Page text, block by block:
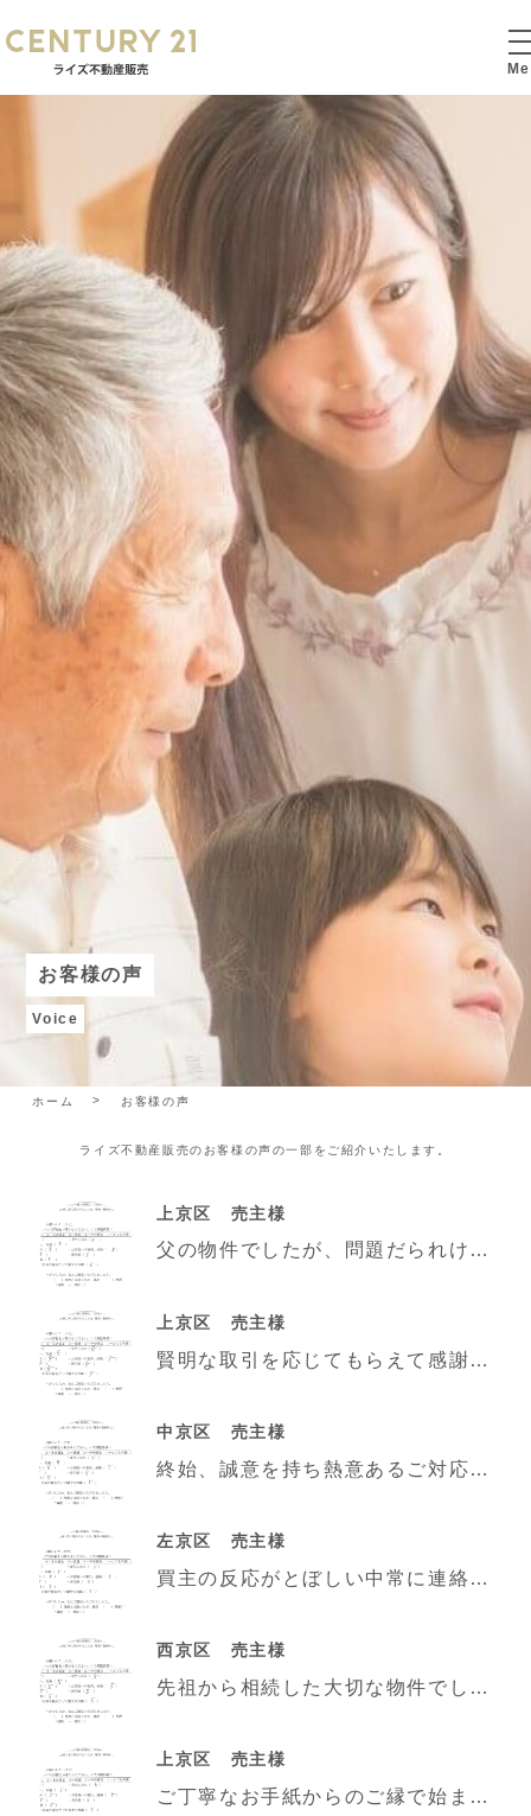
お客様の声
Voice
ホーム お客様の声
ライズ不動産販売のお客様の声の一部をご紹介いたします。
上京区 売主様
父の物件でしたが、問題だられけで大変な事の連続でした。普通であるなら見放されても致し方ないものを、根
上京区 売主様
賢明な取引を応じてもらえて感謝します。宮川社長のご活躍を希望いたします。
中京区 売主様
終始、誠意を持ち熱意あるご対応をいただきまして大変感謝しております。本当にありがとうございました。
左京区 売主様
買主の反応がとぼしい中常に連絡をいただいておりました。一時売買価格につき迷いはありましたが、結果的に
西京区 売主様
先祖から相続した大切な物件でしたが、数ある業者さんから永澤様を選んで本当に良かったと思っております。
上京区 売主様
ご丁寧なお手紙からのご縁で始まり、最後までご丁寧にご対応いただきありがとうございました。